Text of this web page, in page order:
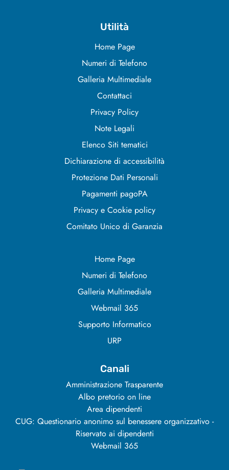
Utilità
Home Page
Numeri di Telefono
Galleria Multimediale
Contattaci
Privacy Policy
Note Legali
Elenco Siti tematici
Dichiarazione di accessibilità
Protezione Dati Personali
Pagamenti pagoPA
Privacy e Cookie policy
Comitato Unico di Garanzia
Home Page
Numeri di Telefono
Galleria Multimediale
Webmail 365
Supporto Informatico
URP
Canali
Amministrazione Trasparente
Albo pretorio on line
Area dipendenti
CUG: Questionario anonimo sul benessere organizzativo -
Riservato ai dipendenti
Webmail 365